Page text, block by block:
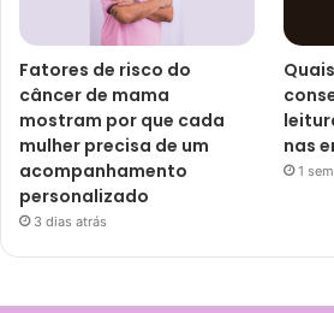
Fatores de risco do
câncer de mama
mostram por que cada
mulher precisa de um
acompanhamento
personalizado
3 dias atrás
nas
1